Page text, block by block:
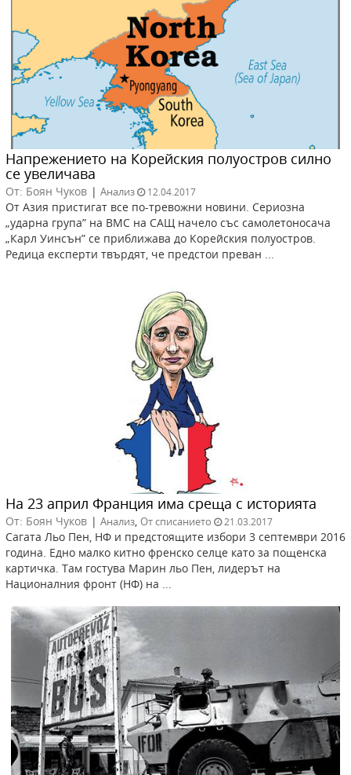
Напрежението на Корейския полуостров силно
се увеличава
От: Боян Чуков | Анализ 12.04.2017
От Азия пристигат все по-тревожни новини. Сериозна
„ударна група” на ВМС на САЩ начело със самолетоносача
„Карл Уинсън” се приближава до Корейския полуостров.
Редица експерти твърдят, че предстои преван ...
На 23 април Франция има среща с историята
От: Боян Чуков | Анализ, От списанието 21.03.2017
Сагата Льо Пен, НФ и предстоящите избори 3 септември 2016
година. Едно малко китно френско селце като за пощенска
картичка. Там гостува Марин льо Пен, лидерът на
Националния фронт (НФ) на ...